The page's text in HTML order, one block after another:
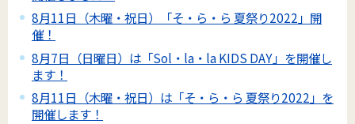
8月11日（木曜・祝日）「そ・ら・ら 夏祭り2022」開
催！
8月7日（日曜日）は「Sol・la・la KIDS DAY」を開催し
ます！
8月11日（木曜・祝日）は「そ・ら・ら 夏祭り2022」を
開催します！